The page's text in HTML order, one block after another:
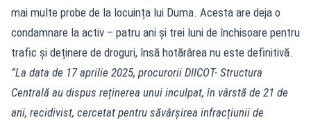
mai multe probe de la locuința lui Duma. Acesta are deja o
condamnare la activ – patru ani și trei luni de închisoare pentru
trafic și deținere de droguri, însă hotărârea nu este definitivă.
”La data de 17 aprilie 2025, procurorii DIICOT- Structura
Centrală au dispus reținerea unui inculpat, în vârstă de 21 de
ani, recidivist, cercetat pentru săvârșirea infracțiunii de